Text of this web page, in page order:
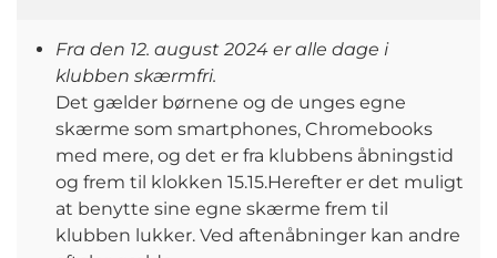
Fra den 12. august 2024 er alle dage i
klubben skærmfri.
Det gælder børnene og de unges egne
skærme som smartphones, Chromebooks
med mere, og det er fra klubbens åbningstid
og frem til klokken 15.15.Herefter er det muligt
at benytte sine egne skærme frem til
klubben lukker. Ved aftenåbninger kan andre